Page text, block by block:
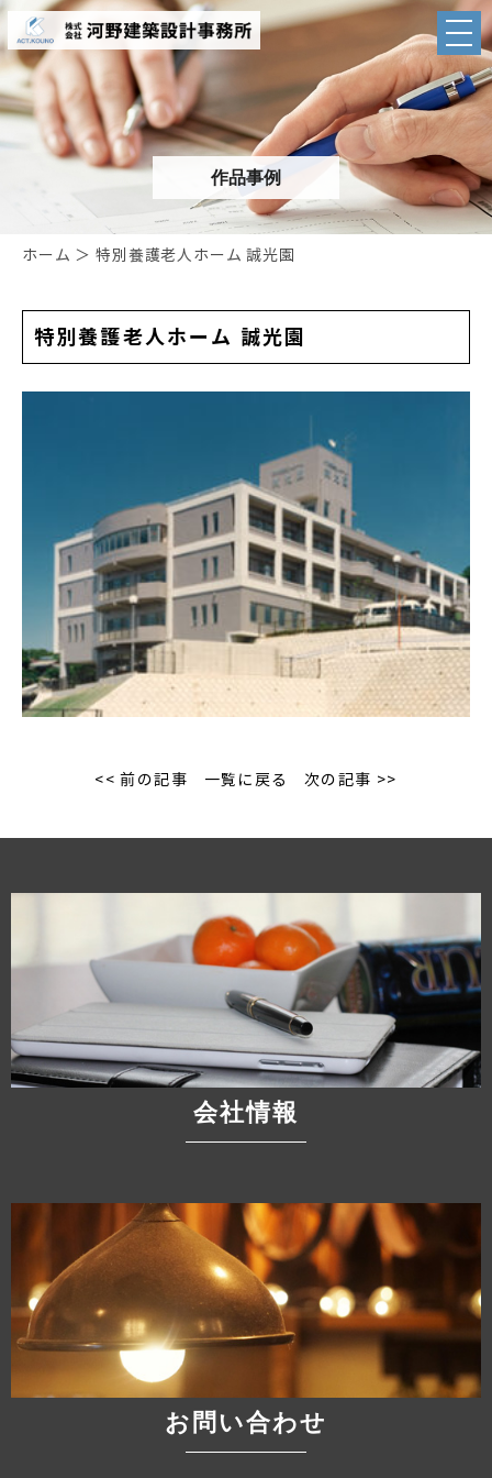
作品事例
ホーム ＞ 特別養護老人ホーム 誠光園
特別養護老人ホーム 誠光園
<< 前の記事 一覧に戻る 次の記事 >>
会社情報
お問い合わせ